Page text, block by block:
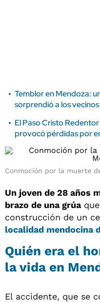
Temblor en Mendoza:
sorprendió a los
El Paso Cristo
provocó pérdidas por
Conmoción por la muerte
Un joven de 28 años
brazo de una grúaque
construcción de un
localidad mendocina
Quién era el
la vida en
El accidente, que se